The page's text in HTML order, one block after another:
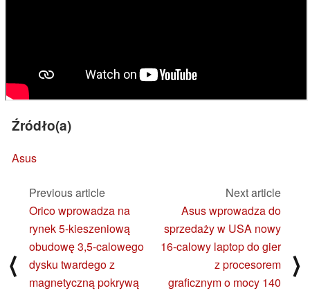
Źródło(a)
Asus
⟨
Previous article
Orico wprowadza na
rynek 5-kieszeniową
obudowę 3,5-calowego
dysku twardego z
magnetyczną pokrywą
Next article
Asus wprowadza do
sprzedaży w USA nowy
16-calowy laptop do gier
z procesorem
graficznym o mocy 140
⟩